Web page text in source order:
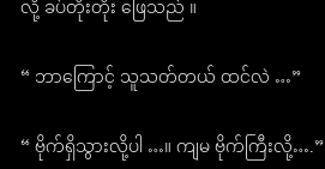
လို့ ခပ်တိုးတိုး ဖြေသည် ။
“ ဘာကြောင့် သူသတ်တယ် ထင်လဲ …”
“ ဗိုက်ရှိသွားလို့ပါ …။ ကျမ ဗိုက်ကြီးလို့….”